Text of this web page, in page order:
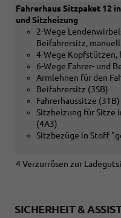
nach
AMPS-
Standard
an
der
Fahrerhaus Sitzpaket 12
und Sitzheizung
2-Wege
Beifahrersitz,
4-Wege Kopfstützen,
6-Wege Fahrer- und
Armlehnen für den
Beifahrersitz (3SB)
Fahrerhaussitze (3TB)
Sitzheizung für Sitze
(4A3)
Sitzbezüge in Stoff
4 Verzurrösen zur
SICHERHEIT &